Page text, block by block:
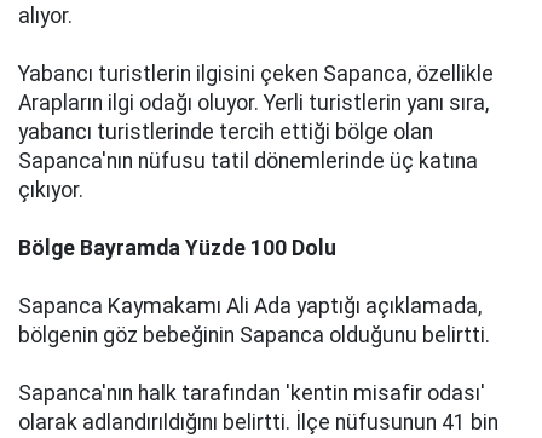
alıyor.
Yabancı turistlerin ilgisini çeken Sapanca, özellikle
Arapların ilgi odağı oluyor. Yerli turistlerin yanı sıra,
yabancı turistlerinde tercih ettiği bölge olan
Sapanca'nın nüfusu tatil dönemlerinde üç katına
çıkıyor.
Bölge Bayramda Yüzde 100 Dolu
Sapanca Kaymakamı Ali Ada yaptığı açıklamada,
bölgenin göz bebeğinin Sapanca olduğunu belirtti.
Sapanca'nın halk tarafından 'kentin misafir odası'
olarak adlandırıldığını belirtti. İlçe nüfusunun 41 bin